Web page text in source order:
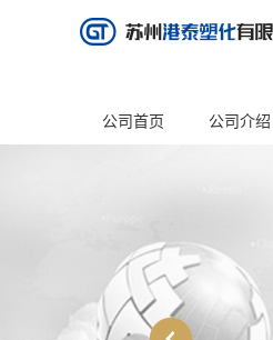
公司首页 公司介绍